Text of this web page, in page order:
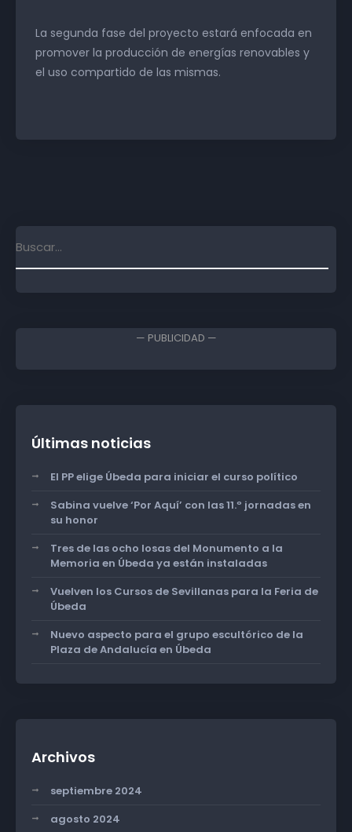
La segunda fase del proyecto estará enfocada en
promover la producción de energías renovables y
el uso compartido de las mismas.
— PUBLICIDAD —
Últimas noticias
El PP elige Úbeda para iniciar el curso político
Sabina vuelve ‘Por Aquí’ con las 11.º jornadas en
su honor
Tres de las ocho losas del Monumento a la
Memoria en Úbeda ya están instaladas
Vuelven los Cursos de Sevillanas para la Feria de
Úbeda
Nuevo aspecto para el grupo escultórico de la
Plaza de Andalucía en Úbeda
Archivos
septiembre 2024
agosto 2024